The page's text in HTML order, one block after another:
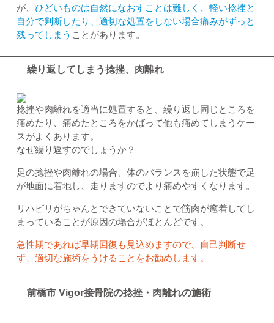
が、 ひどいものは自然になおすことは難しく、軽い捻挫と
自分で判断したり、適切な処置をしない場合痛みがずっと
残ってしまう ことがあります。
繰り返してしまう捻挫、肉離れ
捻挫や肉離れを適当に処置すると、繰り返し同じところを
痛めたり、痛めたところをかばって他も痛めてしまうケー
スがよくあります。
なぜ繰り返すのでしょうか？
足の捻挫や肉離れの場合、体のバランスを崩した状態で足
が地面に着地し、走りますのでより痛めやすくなります。
リハビリがちゃんとできていないことで筋肉が癒着してし
まっていることが原因の場合がほとんどです。
急性期であれば早期回復も見込めますので、自己判断せ
ず、適切な施術をうけることをお勧めします。
前橋市 Vigor接骨院の捻挫・肉離れの施術